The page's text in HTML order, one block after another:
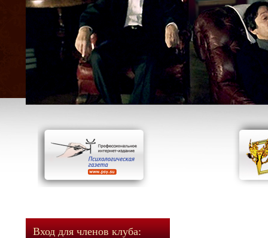
Вход для членов клуба: